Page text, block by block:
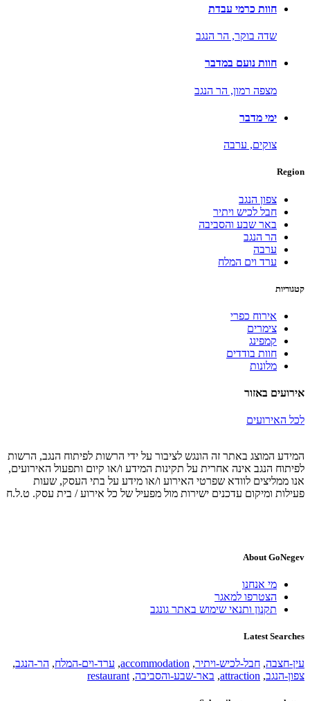
חוות כרמי עבדת
שדה בוקר, הר הנגב
חוות נועם במדבר
מצפה רמון, הר הנגב
ימי מדבר
צוקים, ערבה
Region
צפון הנגב
חבל לכיש ויתיר
באר שבע והסביבה
הר הנגב
ערבה
ערד וים המלח
קטגוריות
אירוח כפרי
צימרים
קמפינג
חוות בודדים
מלונות
אירועים באזור
לכל האירועים
המידע המוצג באתר זה הונגש לציבור על ידי הרשות לפיתוח הנגב, הרשות
לפיתוח הנגב אינה אחרית על תקינות המידע ו/או קיום ותפעול האירועים,
אנו ממליצים לוודא שפרטי האירוע ו/או מידע על בתי העסק, שעות
פעילות ומיקום עדכנים ישירות מול מפעיל של כל אירוע / בית עסק. ט.ל.ח
About GoNegev
מי אנחנו
הצטרפו למאגר
תקנון ותנאי שימוש באתר גונגב
Latest Searches
עין-חצבה, חבל-לכיש-ויתיר,
accommodation
, ערד-וים-המלח, הר-הנגב,
צפון-הנגב,
attraction
, באר-שבע-והסביבה,
restaurant